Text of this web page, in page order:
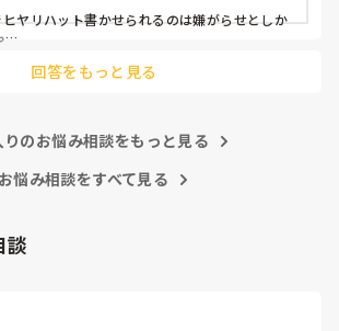
ヤリハット書かせられるのは嫌がらせとしか
回答をもっと見る
のお悩み相談をもっと見る
お悩み相談をすべて見る
談